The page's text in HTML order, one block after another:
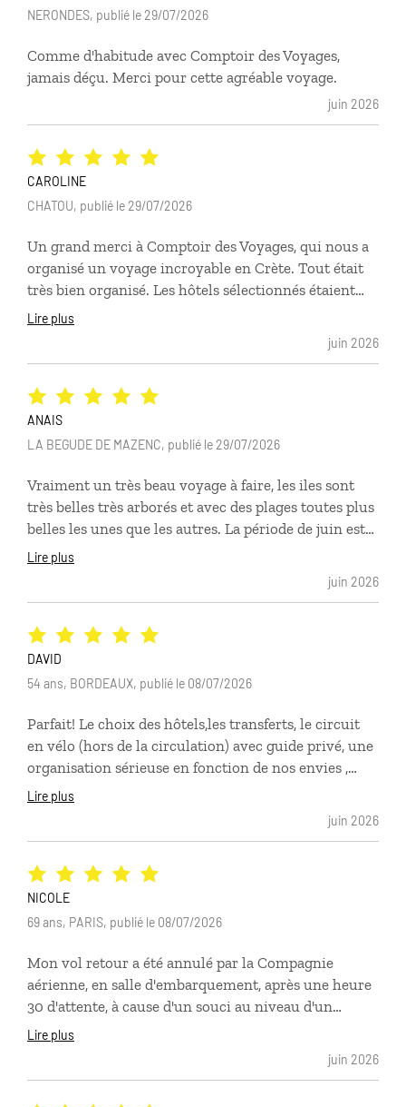
Comme d'habitude avec Comptoir des Voyages,
jamais déçu. Merci pour cette agréable voyage.
juin 2026
NERONDES, publié le 29/07/2026
Un grand merci à Comptoir des Voyages, qui nous a
organisé un voyage incroyable en Crète. Tout était
très bien organisé. Les hôtels sélectionnés étaient
parfaits. Nous n'aurions pas découvert aussi bien
Lire plus
juin 2026
CAROLINE
CHATOU, publié le 29/07/2026
Vraiment un très beau voyage à faire, les iles sont
très belles très arborés et avec des plages toutes plus
belles les unes que les autres. La période de juin est
vraiment très agréable quand on veut éviter la foule,
tout en ayant une baignade dans une eau à 23 degré
et cristalline et les grecques sont d'une gentillesse
voyage a été présent pour nous envoyer tous les
documents nécessaires, nous n'avons jamais été
stressé de l'organisation. Un grand merci.
Lire plus
juin 2026
ANAIS
LA BEGUDE DE MAZENC, publié le 29/07/2026
Parfait! Le choix des hôtels,les transferts, le circuit
en vélo (hors de la circulation) avec guide privé, une
organisation sérieuse en fonction de nos envies ,
destination la Grèce en famille. Nous
Lire plus
juin 2026
DAVID
54 ans, BORDEAUX, publié le 08/07/2026
Mon vol retour a été annulé par la Compagnie
aérienne, en salle d'embarquement, après une heure
30 d'attente, à cause d'un souci au niveau d'un
réacteur ayant heurté un oiseau pendant le vol
Voyages m'a immédiatement appelée et m'a proposé
Lire plus
juin 2026
NICOLE
69 ans, PARIS, publié le 08/07/2026